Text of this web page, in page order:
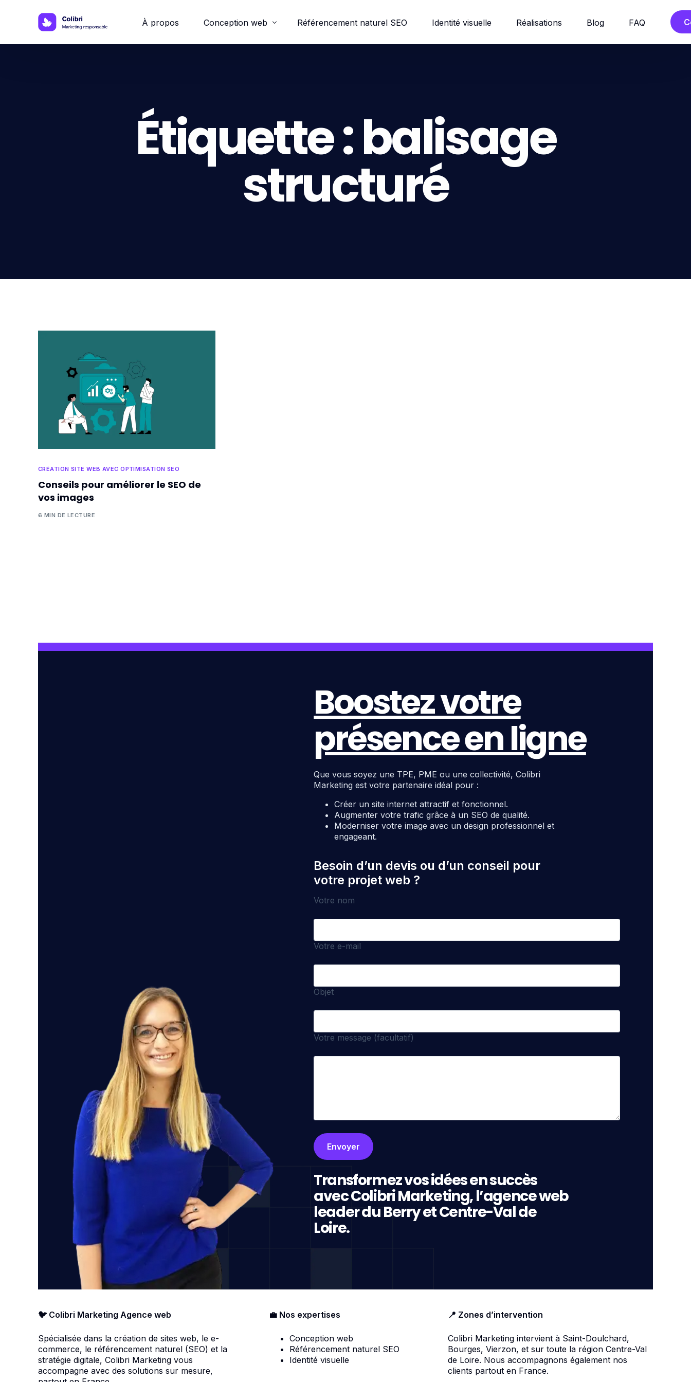
À propos Conception web Référencement naturel SEO Identité visuelle Réalisations Blog FAQ
Étiquette :balisage
structuré
CRÉATION SITE WEB AVEC OPTIMISATION SEO
Conseils pour améliorer le SEO de
vos images
6 MIN DE LECTURE
Boostez votre
présence en ligne
Que vous soyez une TPE, PME ou une collectivité, Colibri
Marketing est votre partenaire idéal pour :
Créer un site internet attractif et fonctionnel.
Augmenter votre trafic grâce à un SEO de qualité.
Moderniser votre image avec un design professionnel et
engageant.
Besoin d’un devis ou d’un conseil pour
votre projet web ?
Votre nom
Votre e-mail
Objet
Votre message (facultatif)
Transformez vos idées en succès
avec Colibri Marketing, l’agence web
leader du Berry et Centre-Val de
Loire.
🐦 Colibri Marketing Agence web
Spécialisée dans la création de sites web, le e-
commerce, le référencement naturel (SEO) et la
stratégie digitale, Colibri Marketing vous
accompagne avec des solutions sur mesure,
💼 Nos expertises
Conception web
Référencement naturel SEO
Identité visuelle
📍 Zones d’intervention
Colibri Marketing intervient à Saint-Doulchard,
Bourges, Vierzon, et sur toute la région Centre-Val
de Loire. Nous accompagnons également nos
clients partout en France.